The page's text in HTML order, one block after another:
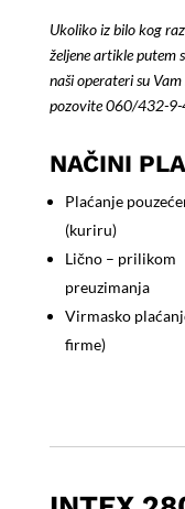
bazen
549cm
količina
Ukoliko iz bilo kog
željene artikle putem
naši operateri su
pozovite060/432-9-
NAČINI
Plaćanje
(kuriru)
Lično – prilikom
preuzimanja
Virmasko
firme)